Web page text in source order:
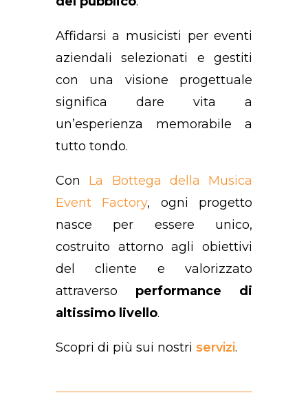
Affidarsi a musicisti per eventi
aziendali selezionati e gestiti
con una visione progettuale
significa dare vita a
un’esperienza memorabile a
tutto tondo.
Con La Bottega della Musica
Event Factory, ogni progetto
nasce per essere unico,
costruito attorno agli obiettivi
del cliente e valorizzato
attraverso performance di
altissimo livello.
Scopri di più sui nostri servizi.